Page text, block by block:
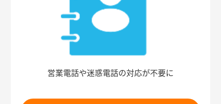
営業電話や迷惑電話の対応が不要に